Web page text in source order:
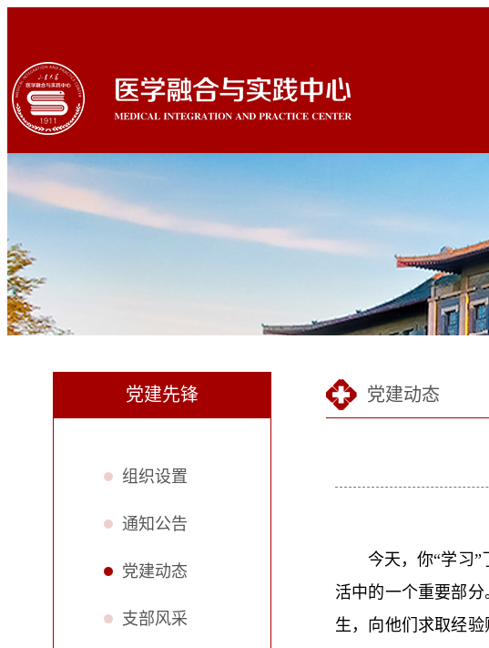
党建先锋
组织设置
通知公告
党建动态
支部风采
党建动态
今天，你“学习
活中的一个重要部
生，向他们求取经